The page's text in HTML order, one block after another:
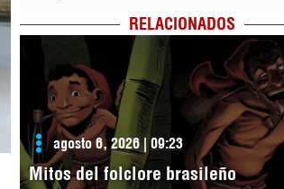
RELACIONADOS
agosto 6, 2026 | 09:23
Mitos del folclore brasileño